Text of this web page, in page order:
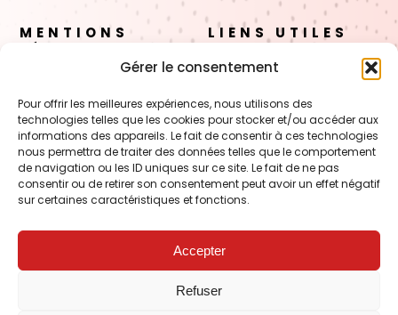
Gérer le consentement
Pour offrir les meilleures expériences, nous utilisons des
technologies telles que les cookies pour stocker et/ou accéder aux
informations des appareils. Le fait de consentir à ces technologies
nous permettra de traiter des données telles que le comportement
de navigation ou les ID uniques sur ce site. Le fait de ne pas
consentir ou de retirer son consentement peut avoir un effet négatif
sur certaines caractéristiques et fonctions.
Accepter
Refuser
MENTIONS
CGV
Mentions Légales
Politique de cookies (UE)
LIENS UTILES
A propos
Nos cosmétiques
Nos cires
Boutique